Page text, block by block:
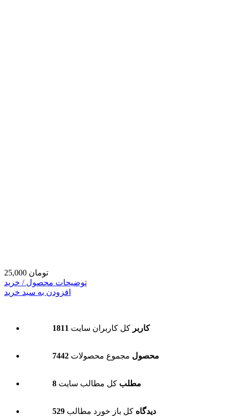
25,000 تومان
توضیحات محصول / خرید
افزودن به سبد خرید
1811 کاربر کل کاربران سایت
7442 محصول مجموع محصولات
8 مطلب کل مطالب سایت
529 دیدگاه کل باز خورد مطالب